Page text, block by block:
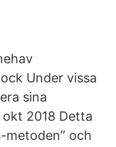
Under vissa
sina
2018 Detta
metoden” och